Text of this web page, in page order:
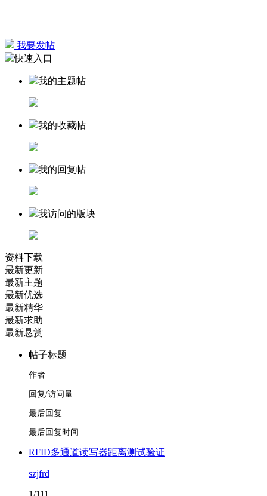
我要发帖
快速入口
我的主题帖
我的收藏帖
我的回复帖
我访问的版块
资料下载
最新更新
最新主题
最新优选
最新精华
最新求助
最新悬赏
帖子标题
作者
回复/访问量
最后回复
最后回复时间
RFID多通道读写器距离测试验证
szjfrd
1/111